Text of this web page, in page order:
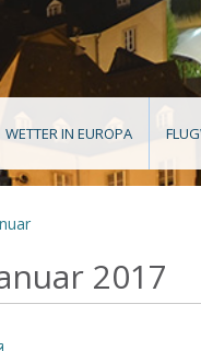
WETTER IN EUROPA
2017